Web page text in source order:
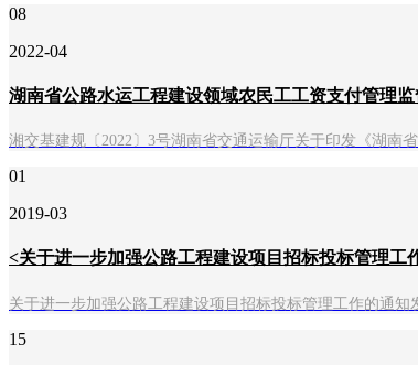
08
2022-04
湖南省公路水运工程建设领域农民工工资支付管理监
湘交基建规〔2022〕3号湖南省交通运输厅关于印发《湖
01
2019-03
<关于进一步加强公路工程建设项目招标投标管理工
关于进一步加强公路工程建设项目招标投标管理工作的通
15